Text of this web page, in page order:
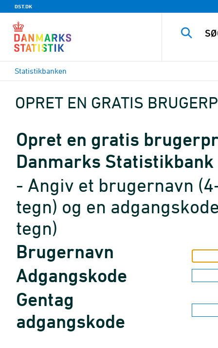
DST.DK
Statistikbanken
OPRET EN GRATIS
Opret en gratis
Danmarks Statistikbank
- Angiv et brugernavn
tegn) og en
tegn)
Brugernavn
Adgangskode
Gentag
adgangskode